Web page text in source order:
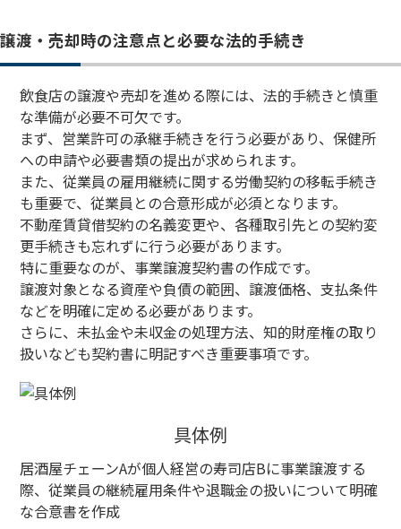
譲渡・売却時の注意点と必要な法的手続き
飲食店の譲渡や売却を進める際には、法的手続きと慎重
な準備が必要不可欠です。
まず、営業許可の承継手続きを行う必要があり、保健所
への申請や必要書類の提出が求められます。
また、従業員の雇用継続に関する労働契約の移転手続き
も重要で、従業員との合意形成が必須となります。
不動産賃貸借契約の名義変更や、各種取引先との契約変
更手続きも忘れずに行う必要があります。
特に重要なのが、事業譲渡契約書の作成です。
譲渡対象となる資産や負債の範囲、譲渡価格、支払条件
などを明確に定める必要があります。
さらに、未払金や未収金の処理方法、知的財産権の取り
扱いなども契約書に明記すべき重要事項です。
具体例
居酒屋チェーンAが個人経営の寿司店Bに事業譲渡する
際、従業員の継続雇用条件や退職金の扱いについて明確
な合意書を作成